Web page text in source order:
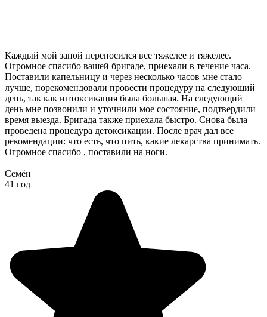
Каждый мой запой переносился все тяжелее и тяжелее.
Огромное спасибо вашей бригаде, приехали в течение часа.
Поставили капельницу и через несколько часов мне стало
лучше, порекомендовали провести процедуру на следующий
день, так как интоксикация была большая. На следующий
день мне позвонили и уточнили мое состояние, подтвердили
время выезда. Бригада также приехала быстро. Снова была
проведена процедура детоксикации. После врач дал все
рекомендации: что есть, что пить, какие лекарства принимать.
Огромное спасибо , поставили на ноги.
Семён
41 год